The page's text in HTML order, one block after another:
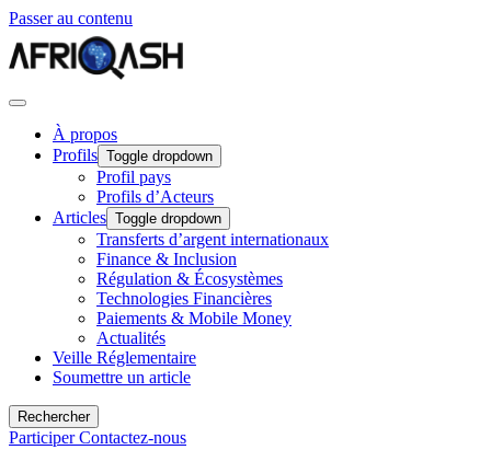
Passer au contenu
À propos
Profils Toggle dropdown
Profil pays
Profils d’Acteurs
Articles Toggle dropdown
Transferts d’argent internationaux
Finance & Inclusion
Régulation & Écosystèmes
Technologies Financières
Paiements & Mobile Money
Actualités
Veille Réglementaire
Soumettre un article
Rechercher
ParticiperContactez-nous